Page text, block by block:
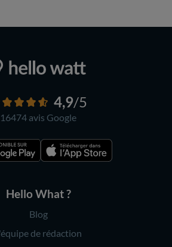
4,9/5
16474 avis Google
Hello What ?
Blog
de rédaction